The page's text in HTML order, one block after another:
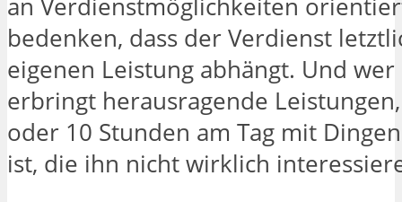
an Verdienstmöglichkeiten
bedenken, dass der Verdienst
eigenen Leistung abhängt. Und
erbringt herausragende
oder 10 Stunden am Tag mit
ist, die ihn nicht wirklich